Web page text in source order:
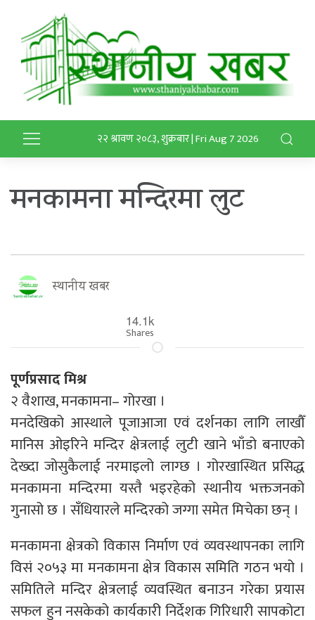
२२ श्रावण २०८३, शुक्रबार | Fri Aug 7 2026
मनकामना मन्दिरमा लुट
स्थानीय खबर
14.1k
Shares
पूर्णप्रसाद मिश्र
२ वैशाख, मनकामना– गोरखा ।
मनदेखिको आस्थाले पूजाआजा एवं दर्शनका लागि लाखौँ
मानिस ओइरिने मन्दिर क्षेत्रलाई लुटी खाने भाँडो बनाएको
देख्दा जोसुकैलाई नरमाइलो लाग्छ । गोरखास्थित प्रसिद्ध
मनकामना मन्दिरमा यस्तै भइरहेको स्थानीय भक्तजनको
गुनासो छ । सँधियारले मन्दिरको जग्गा समेत मिचेका छन् ।
मनकामना क्षेत्रको विकास निर्माण एवं व्यवस्थापनका लागि
विसं २०५३ मा मनकामना क्षेत्र विकास समिति गठन भयो ।
समितिले मन्दिर क्षेत्रलाई व्यवस्थित बनाउन गरेका प्रयास
सफल हुन नसकेको कार्यकारी निर्देशक गिरिधारी सापकोटा